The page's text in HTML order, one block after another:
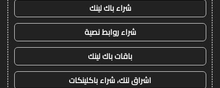
شراء باك لينك
شراء روابط نصية
باقات باك لينك
اشراق لنك، شراء باكلينكات